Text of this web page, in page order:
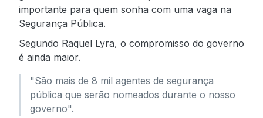
importante para quem sonha com uma vaga na
Segurança Pública.
Segundo Raquel Lyra, o compromisso do governo
é ainda maior.
"São mais de 8 mil agentes de segurança
pública que serão nomeados durante o nosso
governo".